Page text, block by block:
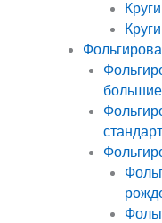
большие